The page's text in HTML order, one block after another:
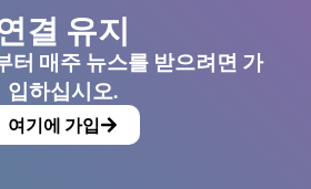
결 유지
터 매주 뉴스를 받으려면 가
입하십시오.
여기에 가입